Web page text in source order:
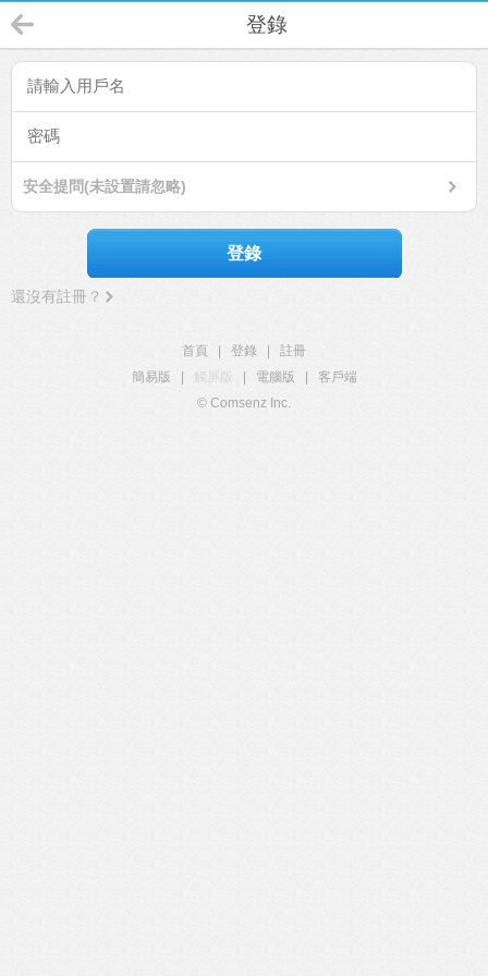
登錄
安全提問(未設置請忽略)
登錄
還沒有註冊？
首頁 登錄
註冊
簡易版
觸屏版 電腦版
客戶端
© Comsenz Inc.